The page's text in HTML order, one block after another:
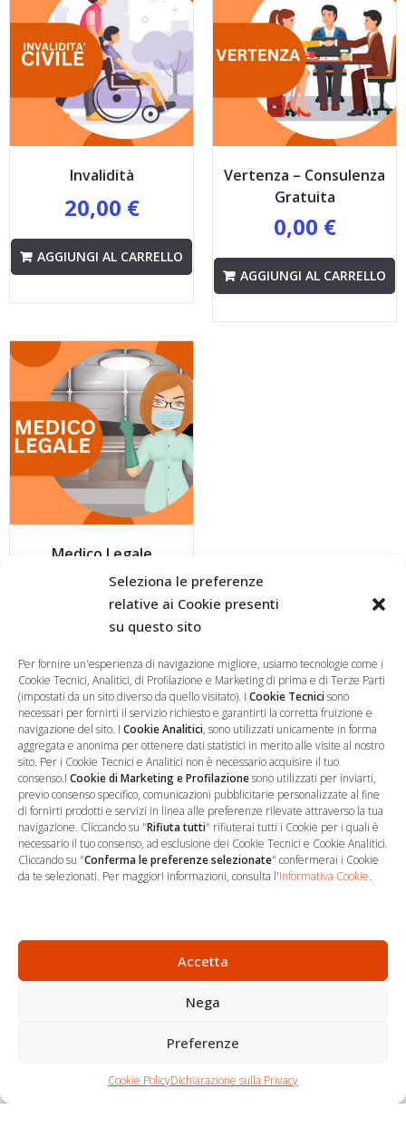
Seleziona le preferenze
relative ai Cookie presenti
su questo sito
Per fornire un'esperienza di navigazione migliore, usiamo tecnologie come i
Cookie Tecnici, Analitici, di Profilazione e Marketing di prima e di Terze Parti
(impostati da un sito diverso da quello visitato). I Cookie Tecnicisono
necessari per fornirti il servizio richiesto e garantirti la corretta fruizione e
navigazione del sito. I Cookie Analitici, sono utilizzati unicamente in forma
aggregata e anonima per ottenere dati statistici in merito alle visite al nostro
sito. Per i Cookie Tecnici e Analitici non è necessario acquisire il tuo
consenso.I Cookie di Marketing e Profilazionesono utilizzati per inviarti,
previo consenso specifico, comunicazioni pubblicitarie personalizzate al fine
di fornirti prodotti e servizi in linea alle preferenze rilevate attraverso la tua
navigazione. Cliccando su "Rifiuta tutti" rifiuterai tutti i Cookie per i quali è
necessario il tuo consenso, ad esclusione dei Cookie Tecnici e Cookie Analitici.
Cliccando su "Conferma le preferenze selezionate" confermerai i Cookie
da te selezionati. Per maggiori informazioni, consulta l'Informativa Cookie.
Accetta
Nega
Preferenze
Cookie PolicyDichiarazione sulla Privacy
Invalidità
20,00 €
AGGIUNGI AL CARRELLO
Vertenza – Consulenza
Gratuita
0,00 €
AGGIUNGI AL CARRELLO
Medico Legale
150,00€
AGGIUNGI AL CARRELLO
… Sede Operativa
via Marco Decumio, 19 -
Roma
P.I. 17504191002
nemmeno un'opportunità,
Shop